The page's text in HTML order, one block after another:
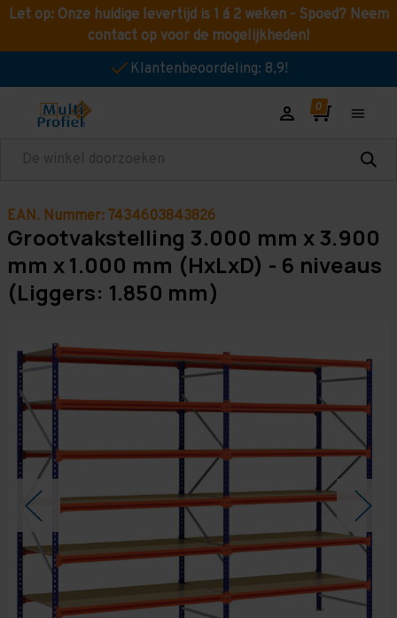
Let op: Onze huidige levertijd is 1 á 2 weken - Spoed? Neem
contact op voor de mogelijkheden!
Klantenbeoordeling: 8,9!
Zoeken
EAN. Nummer: 7434603843826
Grootvakstelling 3.000 mm x 3.900
mm x 1.000 mm (HxLxD) - 6 niveaus
(Liggers: 1.850 mm)